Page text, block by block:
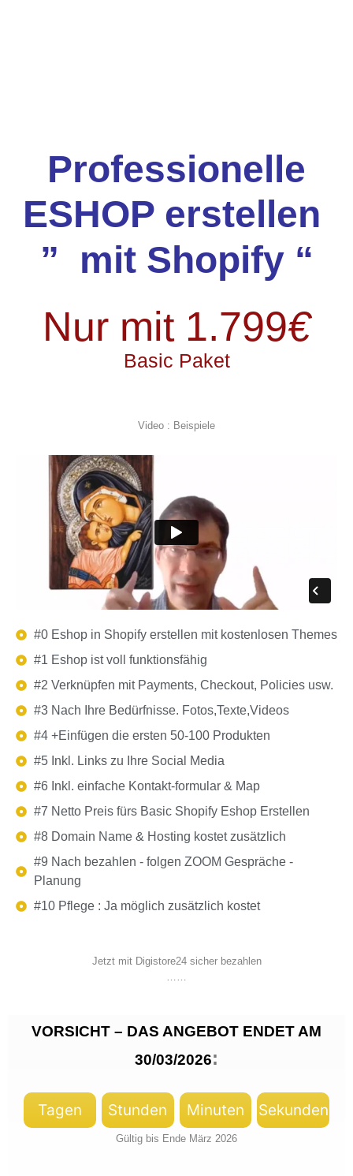
Professionelle
ESHOP erstellen
” mit Shopify “
Nur mit 1.799€
Basic Paket
Video : Beispiele
#0 Eshop in Shopify erstellen mit kostenlosen Themes
#1 Eshop ist voll funktionsfähig
#2 Verknüpfen mit Payments, Checkout, Policies usw.
#3 Nach Ihre Bedürfnisse. Fotos,Texte,Videos
#4 +Einfügen die ersten 50-100 Produkten
#5 Inkl. Links zu Ihre Social Media
#6 Inkl. einfache Kontakt-formular & Map
#7 Netto Preis fürs Basic Shopify Eshop Erstellen
#8 Domain Name & Hosting kostet zusätzlich
#9 Nach bezahlen - folgen ZOOM Gespräche -
Planung
#10 Pflege : Ja möglich zusätzlich kostet
Jetzt mit Digistore24 sicher bezahlen
……
VORSICHT – DAS ANGEBOT ENDET AM
30/03/2026:
Tagen Stunden Minuten Sekunden
Gültig bis Ende März 2026